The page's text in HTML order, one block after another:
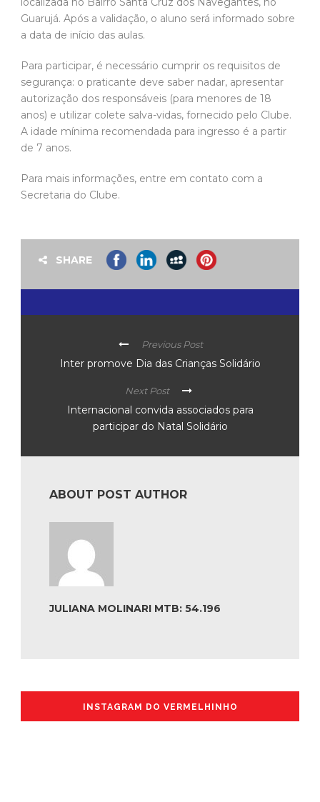
Guarujá. Após a validação, o aluno será informado sobre
a data de início das aulas.
Para participar, é necessário cumprir os requisitos de
segurança: o praticante deve saber nadar, apresentar
autorização dos responsáveis (para menores de 18
anos) e utilizar colete salva-vidas, fornecido pelo Clube.
A idade mínima recomendada para ingresso é a partir
de 7 anos.
Para mais informações, entre em contato com a
Secretaria do Clube.
SHARE
Previous Post
Inter promove Dia das Crianças Solidário
Next Post
Internacional convida associados para
participar do Natal Solidário
ABOUT POST AUTHOR
JULIANA MOLINARI MTB: 54.196
INSTAGRAM DO VERMELHINHO